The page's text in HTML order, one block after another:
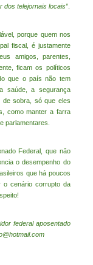
dos telejornais locais”
porque quem nos
fiscal, é justamente
amigos, parentes,
ficam os políticos
que o país não tem
saúde, a segurança
de sobra, só que eles
como manter a farra
parlamentares.
Federal, que não
o desempenho do
que há poucos
o cenário corrupto da
federal aposentado